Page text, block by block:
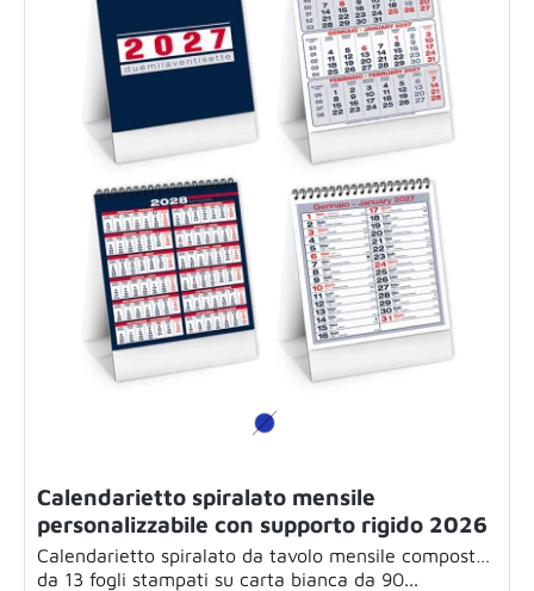
Calendarietto spiralato mensile
personalizzabile con supporto rigido 2026
Calendarietto spiralato da tavolo mensile composto
da 13 fogli stampati su carta bianca da 90...